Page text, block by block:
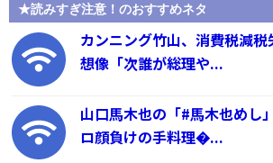
★読みすぎ注意！のおすすめネタ
カンニング竹山、消費税減
想像「次誰が総理や...
山口馬木也の「#馬木也めし
ロ顔負けの手料理�...